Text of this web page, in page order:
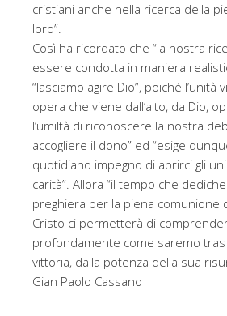
cristiani anche nella ricerca della
loro”.
Così ha ricordato che “la nostra
essere condotta in maniera
“lasciamo agire Dio”, poiché l’unità
opera che viene dall’alto, da Dio,
l’umiltà di riconoscere la nostra
accogliere il dono” ed “esige
quotidiano impegno di aprirci gli
carità”. Allora “il tempo che
preghiera per la piena comunione
Cristo ci permetterà di
profondamente come saremo
vittoria, dalla potenza della sua
Gian Paolo Cassano